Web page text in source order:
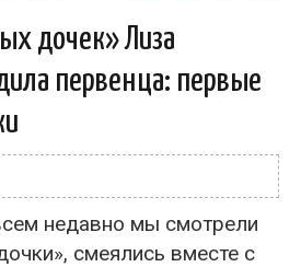
дочек» Лиза
первенца: первые
недавно мы смотрели
смеялись вместе с